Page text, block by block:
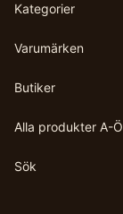
Kategorier
Varumärken
Butiker
Alla produkter A-Ö
Sök